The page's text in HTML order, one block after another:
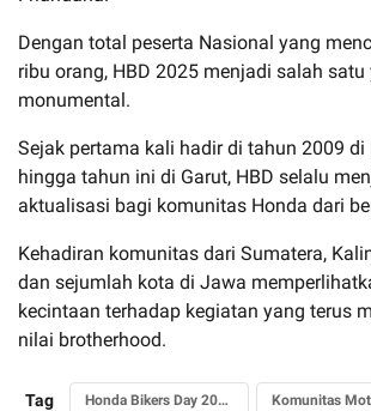
Dengan total peserta Nasional yang
ribu orang, HBD 2025 menjadi salah
monumental.
Sejak pertama kali hadir di tahun 2009 di
hingga tahun ini di Garut, HBD selalu
aktualisasi bagi komunitas Honda dari
Kehadiran komunitas dari Sumatera,
dan sejumlah kota di Jawa
kecintaan terhadap kegiatan yang terus
nilai brotherhood.
Tag Honda Bikers Day 2025